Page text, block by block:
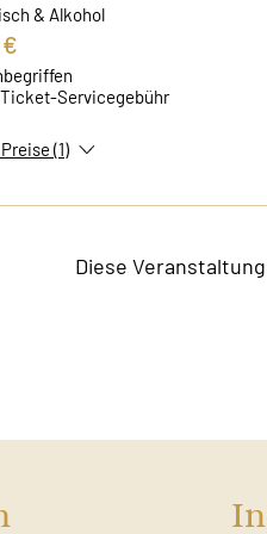
& Alkohol
€
Servicegebühr
(1)
Diese